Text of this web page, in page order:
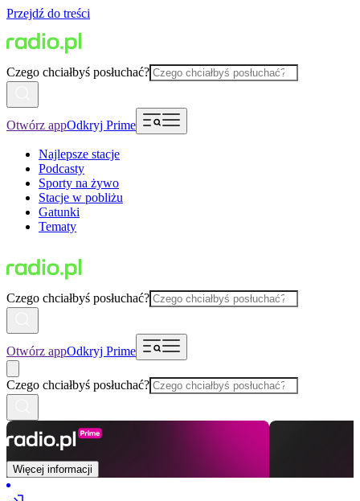
Przejdź do treści
Czego chciałbyś posłuchać?
Otwórz appOdkryj Prime
Najlepsze stacje
Podcasty
Sporty na żywo
Stacje w pobliżu
Gatunki
Tematy
Czego chciałbyś posłuchać?
Otwórz appOdkryj Prime
Czego chciałbyś posłuchać?
Więcej informacji